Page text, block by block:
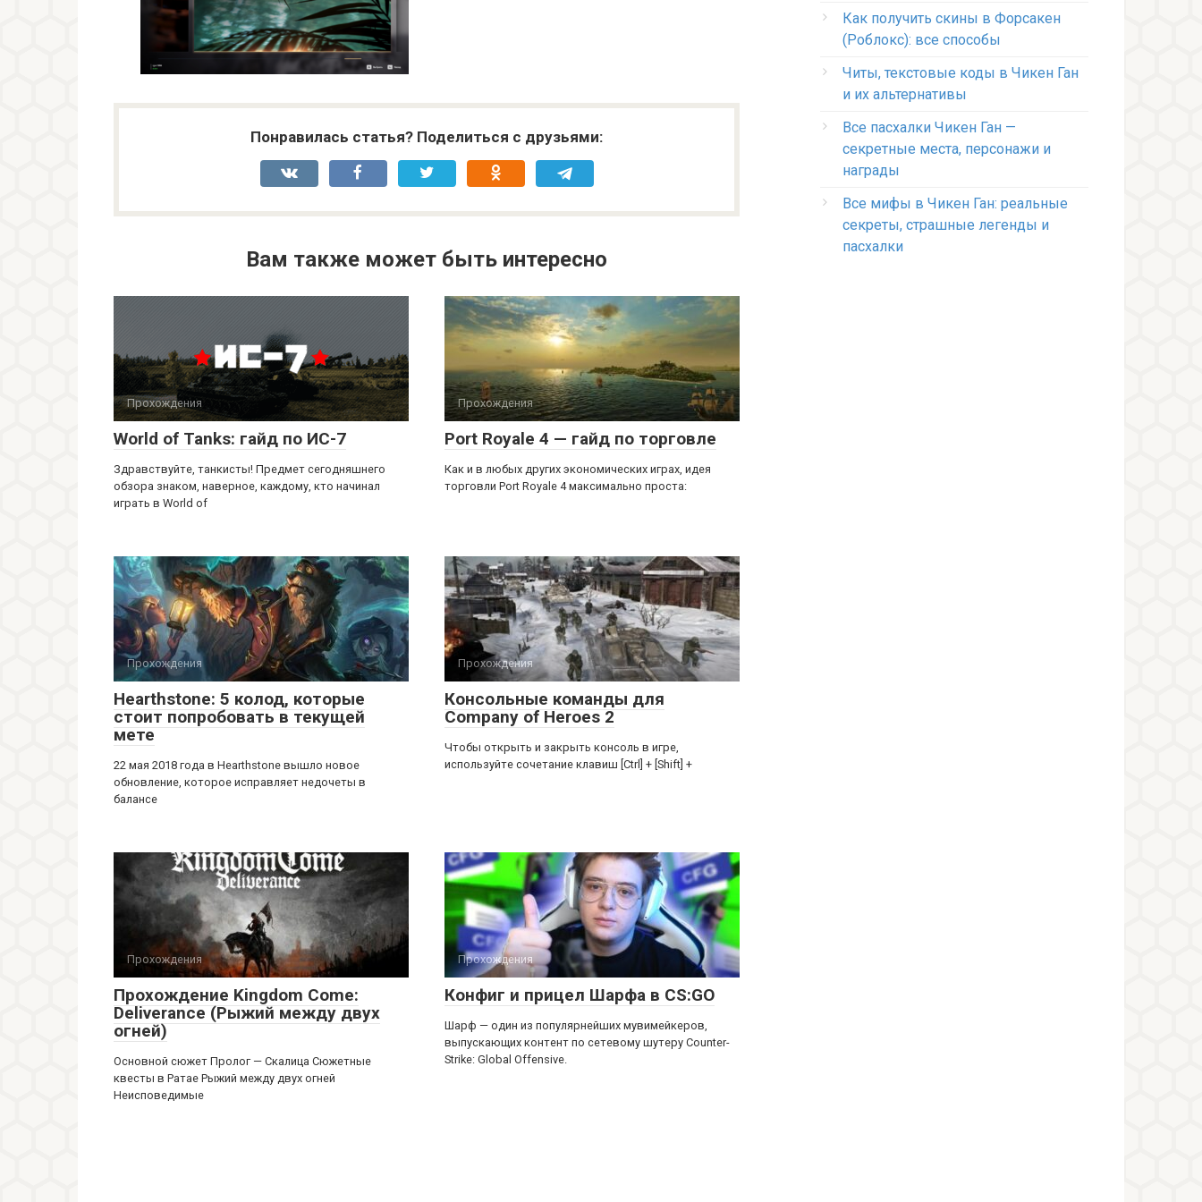
Понравилась статья? Поделиться с друзьями:
Вам также может быть интересно
Прохождения
World of Tanks: гайд по ИС-7
Здравствуйте, танкисты! Предмет сегодняшнего
обзора знаком, наверное, каждому, кто начинал
играть в World of
Прохождения
Port Royale 4 — гайд по торговле
Как и в любых других экономических играх, идея
торговли Port Royale 4 максимально проста:
Прохождения
Hearthstone: 5 колод, которые
стоит попробовать в текущей
мете
22 мая 2018 года в Hearthstone вышло новое
обновление, которое исправляет недочеты в
балансе
Прохождения
Консольные команды для
Company of Heroes 2
Чтобы открыть и закрыть консоль в игре,
используйте сочетание клавиш [Ctrl] + [Shift] +
Прохождения
Прохождение Kingdom Come:
Deliverance (Рыжий между двух
огней)
Основной сюжет Пролог — Скалица Сюжетные
квесты в Ратае Рыжий между двух огней
Неисповедимые
Прохождения
Конфиг и прицел Шарфа в CS:GO
Шарф — один из популярнейших мувимейкеров,
выпускающих контент по сетевому шутеру Counter-
Strike: Global Offensive.
Как получить скины в Форсакен
(Роблокс): все способы
Читы, текстовые коды в Чикен Ган
и их альтернативы
Все пасхалки Чикен Ган —
секретные места, персонажи и
награды
Все мифы в Чикен Ган: реальные
секреты, страшные легенды и
пасхалки